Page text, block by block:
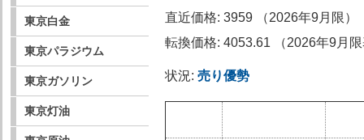
東京白金
東京パラジウム
東京ガソリン
東京灯油
直近価格: 3959 （2026年9月限）
転換価格: 4053.61 （2026年9月
状況: 売り優勢